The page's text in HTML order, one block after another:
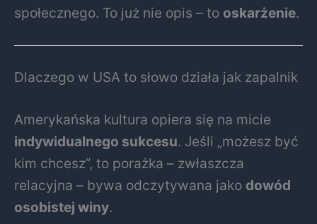
społecznego. To już nie opis – to oskarżenie.
Dlaczego w USA to słowo działa jak zapalnik
Amerykańska kultura opiera się na micie
indywidualnego sukcesu. Jeśli „możesz być
kim chcesz”, to porażka – zwłaszcza
relacyjna – bywa odczytywana jako dowód
osobistej winy.